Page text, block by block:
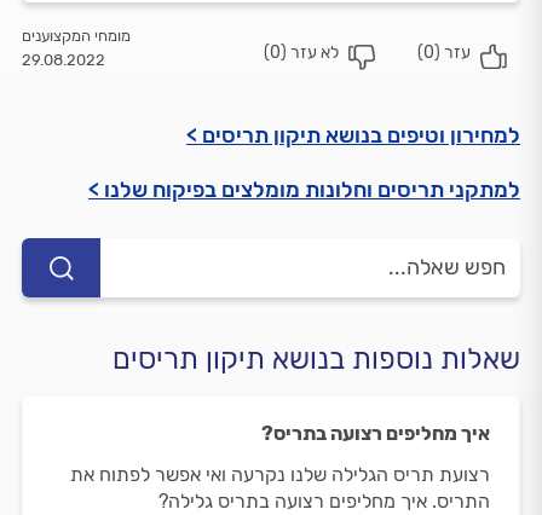
0
)
0
)
מומחי המקצוענים
29.08.2022
למחירון וטיפים בנושא תיקון תריסים >
למתקני תריסים וחלונות מומלצים בפיקוח שלנו >
שאלות נוספות בנושא תיקון תריסים
איך מחליפים רצועה בתריס?
רצועת תריס הגלילה שלנו נקרעה ואי אפשר לפתוח את
התריס. איך מחליפים רצועה בתריס גלילה?